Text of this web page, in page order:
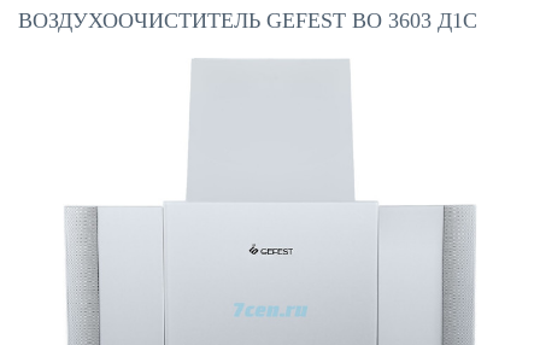
ВОЗДУХООЧИСТИТЕЛЬ GEFEST ВО 3603 Д1С